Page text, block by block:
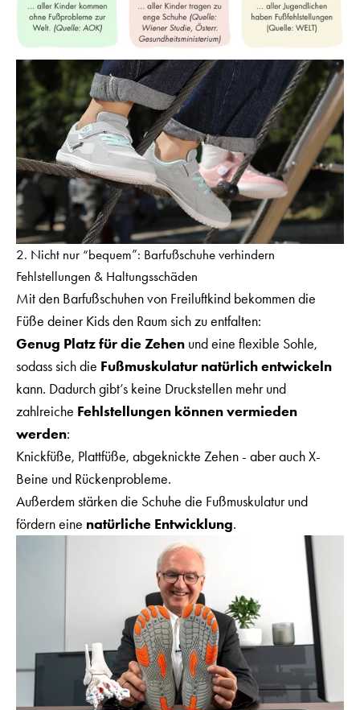
2. Nicht nur “bequem”: Barfußschuhe verhindern
Fehlstellungen & Haltungsschäden
Mit den Barfußschuhen von Freiluftkind bekommen die
Füße deiner Kids den Raum sich zu entfalten:
Genug Platz für die Zehen und eine flexible Sohle,
sodass sich die Fußmuskulatur natürlich entwickeln
kann. Dadurch gibt’s keine Druckstellen mehr und
zahlreiche Fehlstellungen können vermieden
werden:
Knickfüße, Plattfüße, abgeknickte Zehen - aber auch X-
Beine und Rückenprobleme.
Außerdem stärken die Schuhe die Fußmuskulatur und
fördern eine natürliche Entwicklung.